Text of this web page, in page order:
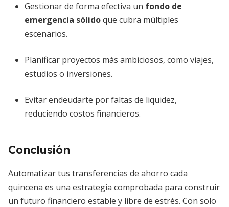
Gestionar de forma efectiva un fondo de
emergencia sólidoque cubra múltiples
escenarios.
Planificar proyectos más ambiciosos, como viajes,
estudios o inversiones.
Evitar endeudarte por faltas de liquidez,
reduciendo costos financieros.
Conclusión
Automatizar tus transferencias de ahorro cada
quincena es una estrategia comprobada para construir
un futuro financiero estable y libre de estrés. Con solo